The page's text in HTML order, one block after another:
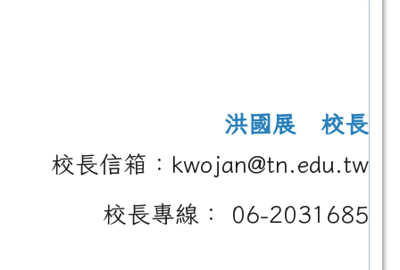
洪國展 校長
校長信箱：kwojan@tn.edu.tw
校長專線： 06-2031685